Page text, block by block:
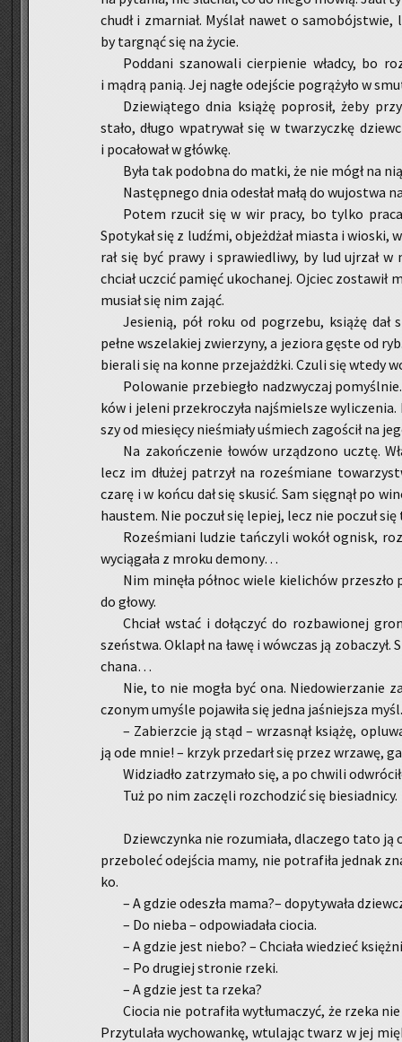
chudł i zmar­niał. My­ślał nawet o
by tar­gnąć się na życie.
Pod­da­ni sza­no­wa­li cier­pie­nie wład­cy, bo
i mądrą panią. Jej nagłe odej­ście po­grą­ży­ło w
Dzie­wią­te­go dnia ksią­żę po­pro­sił, żeby
stało, długo wpa­try­wał się w twa­rzycz­kę
i po­ca­ło­wał w głów­kę.
Była tak po­dob­na do matki, że nie mógł na
Na­stęp­ne­go dnia ode­słał małą do wu­jo­stwa
Potem rzu­cił się w wir pracy, bo tylko
Spo­ty­kał się z ludź­mi, ob­jeż­dżał mia­sta i wio­ski,
rał się być prawy i spra­wie­dli­wy, by lud uj­rzał
chciał uczcić pa­mięć uko­cha­nej. Oj­ciec
mu­siał się nim zająć.
Je­sie­nią, pół roku od po­grze­bu, ksią­żę dał
pełne wsze­la­kiej zwie­rzy­ny, a je­zio­ra gęste od
bie­ra­li się na konne prze­jażdż­ki. Czuli się wtedy
Po­lo­wa­nie prze­bie­gło nad­zwy­czaj
ków i je­le­ni prze­kro­czy­ła naj­śmiel­sze
szy od mie­się­cy nie­śmia­ły uśmiech za­go­ścił na
Na za­koń­cze­nie łowów urzą­dzo­no ucztę.
lecz im dłu­żej pa­trzył na ro­ze­śmia­ne
czarę i w końcu dał się sku­sić. Sam się­gnął po
hau­stem. Nie po­czuł się le­piej, lecz nie po­czuł
Ro­ze­śmia­ni lu­dzie tań­czy­li wokół ognisk,
wy­cią­ga­ła z mroku de­mo­ny…
Nim mi­nę­ła pół­noc wiele kie­li­chów
do głowy.
Chciał wstać i do­łą­czyć do roz­ba­wio­nej
szeń­stwa. Oklapł na ławę i wów­czas ją
cha­na…
Nie, to nie mogła być ona. Nie­do­wie­rza­nie
czo­nym umy­śle po­ja­wi­ła się jedna ja­śniej­sza myśl.
– Za­bierz­cie ją stąd – wrza­snął ksią­żę,
ją ode mnie! – krzyk przedarł się przez wrza­wę,
Wi­dzia­dło za­trzy­ma­ło się, a po chwi­li
Tuż po nim za­czę­li roz­cho­dzić się bie­siad­ni­cy.
Dziew­czyn­ka nie ro­zu­mia­ła, dla­cze­go tato ją
prze­bo­leć odej­ścia mamy, nie po­tra­fi­ła jed­nak
ko.
– A gdzie ode­szła mama?– do­py­ty­wa­ła
– Do nieba – od­po­wia­da­ła cio­cia.
– A gdzie jest niebo? – Chcia­ła wie­dzieć
– Po dru­giej stro­nie rzeki.
– A gdzie jest ta rzeka?
Cio­cia nie po­tra­fi­ła wy­tłu­ma­czyć, że rzeka
Przy­tu­la­ła wy­cho­wan­kę, wtu­la­jąc twarz w jej